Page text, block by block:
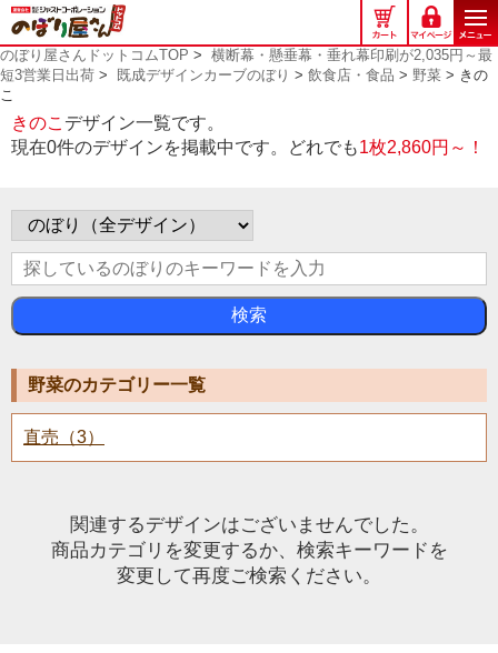
の
ぼ
り
屋
ん
ド
ト
ム
のぼり屋さんドットコムTOP > 横断幕・懸垂幕・垂れ幕印刷が2,035円～最
短3営業日出荷 > 既成デザインカーブのぼり > 飲食店・食品 > 野菜 > きの
こ
きのこ デザイン一覧です。
現在0件のデザインを掲載中です。どれでも1枚2,860円～！
検索
野菜のカテゴリー一覧
直売（3）
関連するデザインはございませんでした。
商品カテゴリを変更するか、検索キーワードを
変更して再度ご検索ください。